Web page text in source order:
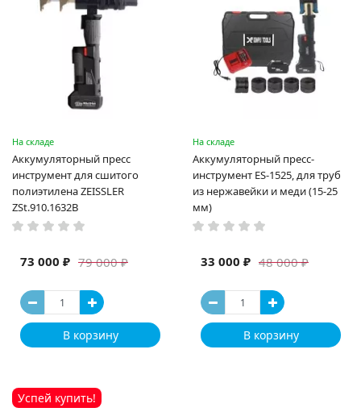
На складе
Аккумуляторный пресс
инструмент для сшитого
полиэтилена ZEISSLER
ZSt.910.1632B
79 000 ₽
73 000 ₽
В корзину
На складе
Аккумуляторный пресс-
инструмент ES-1525, для труб
из нержавейки и меди (15-25
мм)
48 000 ₽
33 000 ₽
В корзину
Успей купить!